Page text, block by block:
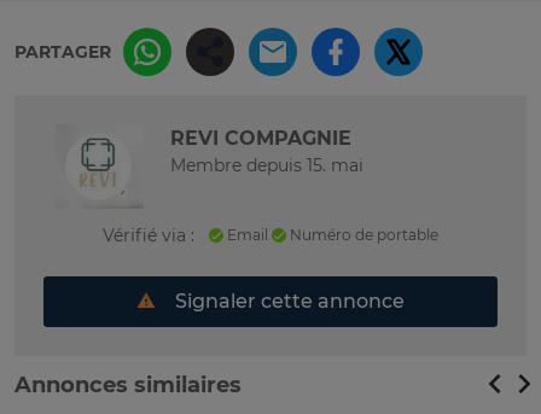
PARTAGER
REVI COMPAGNIE
Membre depuis 15. mai
Vérifié via : Email Numéro de portable
Signaler cette annonce
Annonces similaires